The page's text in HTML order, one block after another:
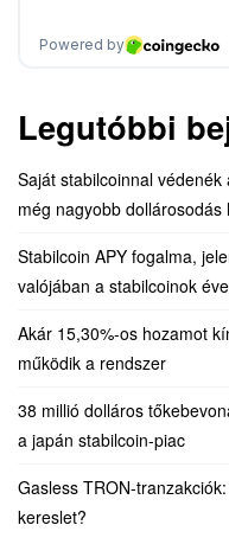
Legutóbbi
Saját stabilcoinnal
még nagyobb dollárosodás
Stabilcoin APY fogalma,
valójában a stabilcoinok
Akár 15,30%-os hozamot
működik a rendszer
38 millió dolláros
a japán stabilcoin-piac
Gasless TRON-
kereslet?